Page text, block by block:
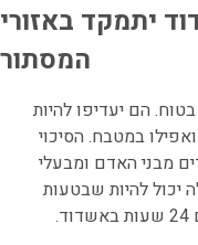
יתמקד באזורי
המסתור
הם יעדיפו להיות
במטבח. הסיכוי
מבני האדם ומבעלי
יכול להיות שבטעות